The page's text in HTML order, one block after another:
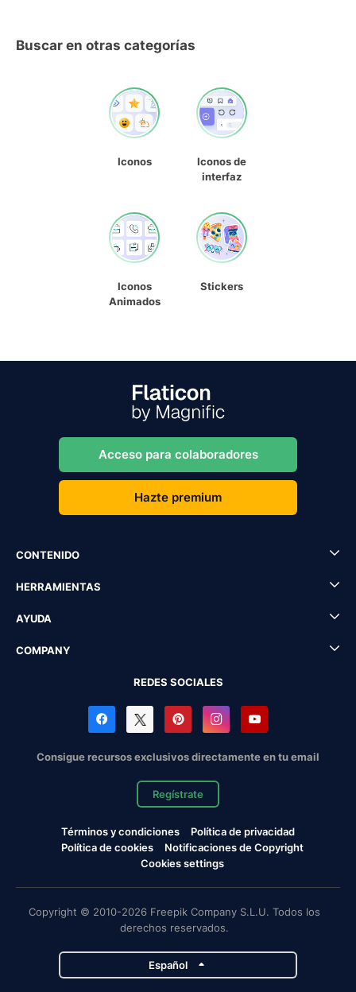
Buscar en otras categorías
Iconos
Iconos de
interfaz
Iconos
Animados
Stickers
Acceso para colaboradores
Hazte premium
CONTENIDO
HERRAMIENTAS
AYUDA
COMPANY
REDES SOCIALES
Consigue recursos exclusivos directamente en tu email
Regístrate
Términos y condiciones
Política de privacidad
Política de cookies
Notificaciones de Copyright
Cookies settings
Copyright © 2010-2026 Freepik Company S.L.U. Todos los
derechos reservados.
Español